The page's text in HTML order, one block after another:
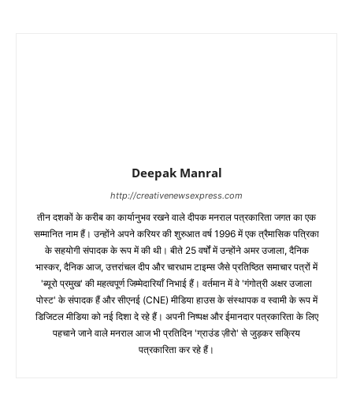
Deepak Manral
http://creativenewsexpress.com
तीन दशकों के करीब का कार्यानुभव रखने वाले दीपक मनराल पत्रकारिता जगत का एक
सम्मानित नाम हैं। उन्होंने अपने करियर की शुरुआत वर्ष 1996 में एक त्रैमासिक पत्रिका
के सहयोगी संपादक के रूप में की थी। बीते 25 वर्षों में उन्होंने अमर उजाला, दैनिक
भास्कर, दैनिक आज, उत्तरांचल दीप और चारधाम टाइम्स जैसे प्रतिष्ठित समाचार पत्रों में
'ब्यूरो प्रमुख' की महत्वपूर्ण जिम्मेदारियाँ निभाई हैं। वर्तमान में वे 'गंगोत्री अक्षर उजाला
पोस्ट' के संपादक हैं और सीएनई (CNE) मीडिया हाउस के संस्थापक व स्वामी के रूप में
डिजिटल मीडिया को नई दिशा दे रहे हैं। अपनी निष्पक्ष और ईमानदार पत्रकारिता के लिए
पहचाने जाने वाले मनराल आज भी प्रतिदिन 'ग्राउंड ज़ीरो' से जुड़कर सक्रिय
पत्रकारिता कर रहे हैं।